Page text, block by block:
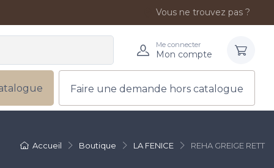
Vous ne trouvez pas ?
Me connecter
Mon compte
Faire une demande hors catalogue
Accueil Boutique LA FENICE REHA GREIGE RETT